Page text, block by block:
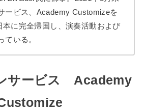
ービス、Academy Customizeを
本に完全帰国し、演奏活動および
ている。
サービス Academy